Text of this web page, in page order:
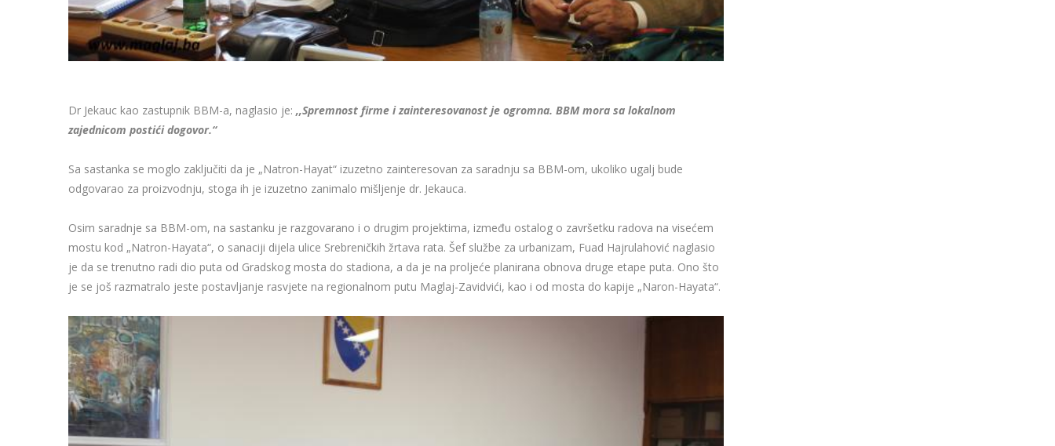
Dr Jekauc kao zastupnik BBM-a, naglasio je: ,,Spremnost firme i zainteresovanost je ogromna. BBM mora sa lokalnom
zajednicom postići dogovor.“
Sa sastanka se moglo zaključiti da je „Natron-Hayat“ izuzetno zainteresovan za saradnju sa BBM-om, ukoliko ugalj bude
odgovarao za proizvodnju, stoga ih je izuzetno zanimalo mišljenje dr. Jekauca.
Osim saradnje sa BBM-om, na sastanku je razgovarano i o drugim projektima, između ostalog o završetku radova na visećem
mostu kod „Natron-Hayata“, o sanaciji dijela ulice Srebreničkih žrtava rata. Šef službe za urbanizam, Fuad Hajrulahović naglasio
je da se trenutno radi dio puta od Gradskog mosta do stadiona, a da je na proljeće planirana obnova druge etape puta. Ono što
je se još razmatralo jeste postavljanje rasvjete na regionalnom putu Maglaj-Zavidvići, kao i od mosta do kapije „Naron-Hayata“.